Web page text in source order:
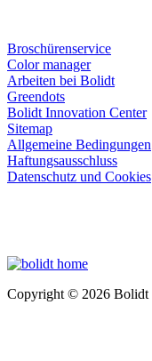
Broschürenservice
Color manager
Arbeiten bei Bolidt
Greendots
Bolidt Innovation Center
Sitemap
Allgemeine Bedingungen
Haftungsausschluss
Datenschutz und Cookies
Copyright © 2026 Bolidt